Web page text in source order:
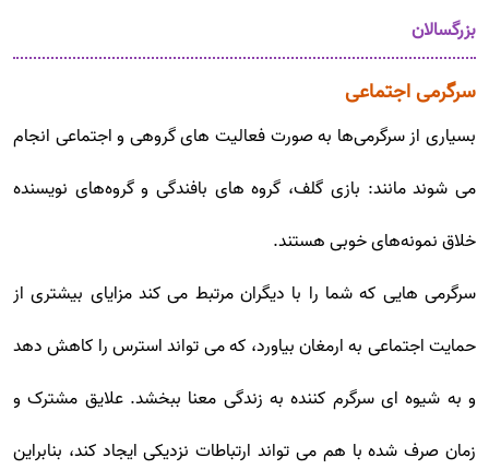
بزرگسالان
سرگرمی اجتماعی
بسیاری از سرگرمی‌ها به صورت فعالیت های گروهی و اجتماعی انجام
می شوند مانند: بازی گلف، گروه های بافندگی و گروه‌های نویسنده
خلاق نمونه‌های خوبی هستند.
سرگرمی هایی که شما را با دیگران مرتبط می کند مزایای بیشتری از
حمایت اجتماعی به ارمغان بیاورد، که می تواند استرس را کاهش دهد
و به شیوه ای سرگرم کننده به زندگی معنا ببخشد. علایق مشترک و
زمان صرف شده با هم می تواند ارتباطات نزدیکی ایجاد کند، بنابراین